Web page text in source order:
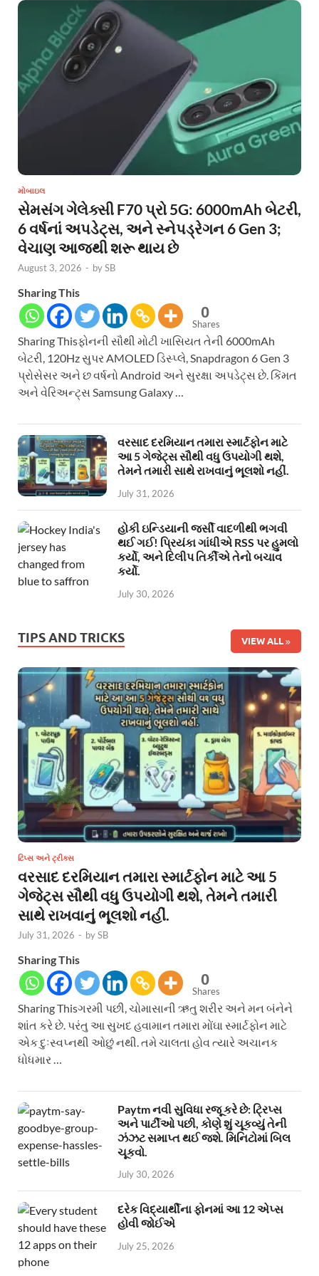
મોબાઇલ
સેમસંગ ગેલેક્સી F70 પ્રો 5G: 6000mAh બેટરી,
6 વર્ષનાં અપડેટ્સ, અને સ્નેપડ્રેગન 6 Gen 3;
વેચાણ આજથી શરૂ થાય છે
August 3, 2026 - bySB
Sharing This
0
Shares
Sharing Thisફોનની સૌથી મોટી ખાસિયત તેની 6000mAh
બેટરી, 120Hz સુપર AMOLED ડિસ્પ્લે, Snapdragon 6 Gen 3
પ્રોસેસર અને છ વર્ષનો Android અને સુરક્ષા અપડેટ્સ છે. કિંમત
અને વેરિઅન્ટ્સ Samsung Galaxy …
વરસાદ દરમિયાન તમારા સ્માર્ટફોન માટે
આ 5 ગેજેટ્સ સૌથી વધુ ઉપયોગી થશે,
તેમને તમારી સાથે રાખવાનું ભૂલશો નહીં.
July 31, 2026
હોકી ઇન્ડિયાની જર્સી વાદળીથી ભગવી
થઈ ગઈ! પ્રિયંકા ગાંધીએ RSS પર હુમલો
કર્યો, અને દિલીપ તિર્કીએ તેનો બચાવ
કર્યો.
July 30, 2026
TIPS AND TRICKS VIEW ALL
ટિપ્સ અને ટ્રીક્સ
વરસાદ દરમિયાન તમારા સ્માર્ટફોન માટે આ 5
ગેજેટ્સ સૌથી વધુ ઉપયોગી થશે, તેમને તમારી
સાથે રાખવાનું ભૂલશો નહીં.
July 31, 2026 - bySB
Sharing This
0
Shares
Sharing Thisગરમી પછી, ચોમાસાની ઋતુ શરીર અને મન બંનેને
શાંત કરે છે. પરંતુ આ સુખદ હવામાન તમારા મોંઘા સ્માર્ટફોન માટે
એક દુઃસ્વપ્નથી ઓછું નથી. તમે ચાલતા હોવ ત્યારે અચાનક
ધોધમાર …
Paytm નવી સુવિધા રજૂ કરે છે: ટ્રિપ્સ
અને પાર્ટીઓ પછી, કોણે શું ચૂકવ્યું તેની
ઝંઝટ સમાપ્ત થઈ જશે. મિનિટોમાં બિલ
ચૂકવો.
July 30, 2026
દરેક વિદ્યાર્થીના ફોનમાં આ 12 એપ્સ
હોવી જોઈએ
July 25, 2026